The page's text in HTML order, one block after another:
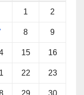
1 2
8 9
15 16
22 23
29 30